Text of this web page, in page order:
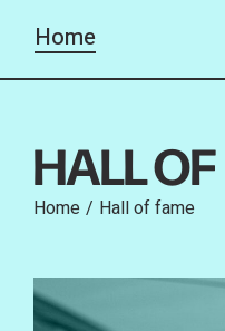
HALL
Home Hall of fame